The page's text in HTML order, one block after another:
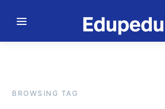
BROWSING TAG